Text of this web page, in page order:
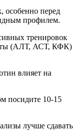
особенно перед
профилем.
тренировок
(АЛТ, АСТ, КФК)
влияет на
посидите 10-15
лучше сдавать